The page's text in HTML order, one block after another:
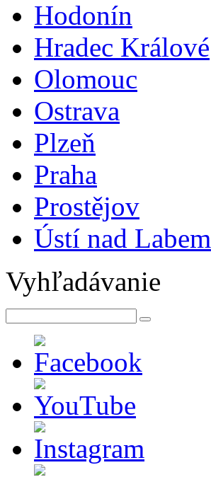
Hodonín
Hradec Králové
Olomouc
Ostrava
Plzeň
Praha
Prostějov
Ústí nad Labem
Vyhľadávanie